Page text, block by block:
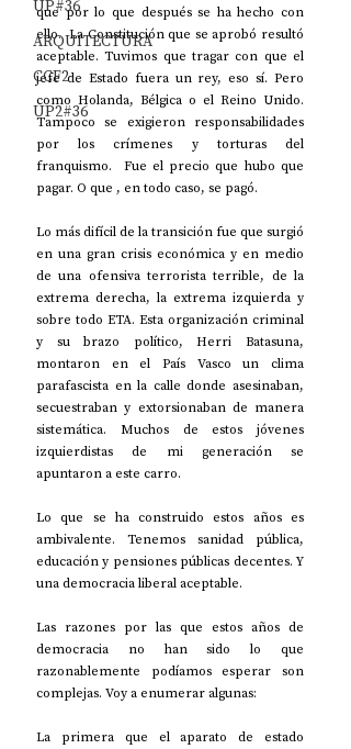
UP#36
ARQUITECTURA
CCF2
UP2#36
que por lo que después se ha hecho con
ello.  La Constitución que se aprobó resultó
aceptable. Tuvimos que tragar con que el
jefe de Estado fuera un rey, eso sí. Pero
como Holanda, Bélgica o el Reino Unido.
Tampoco se exigieron responsabilidades
por los crímenes y torturas del
franquismo.  Fue el precio que hubo que
pagar. O que , en todo caso, se pagó.
Lo más difícil de la transición fue que surgió
en una gran crisis económica y en medio
de una ofensiva terrorista terrible, de la
extrema derecha, la extrema izquierda y
sobre todo ETA. Esta organización criminal
y su brazo político, Herri Batasuna,
montaron en el País Vasco un clima
parafascista en la calle donde asesinaban,
secuestraban y extorsionaban de manera
sistemática. Muchos de estos jóvenes
izquierdistas de mi generación se
apuntaron a este carro.
Lo que se ha construido estos años es
ambivalente. Tenemos sanidad pública,
educación y pensiones públicas decentes. Y
una democracia liberal aceptable.
Las razones por las que estos años de
democracia no han sido lo que
razonablemente podíamos esperar son
complejas. Voy a enumerar algunas:
La primera que el aparato de estado